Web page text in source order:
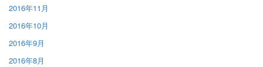
2016年11月
2016年10月
2016年9月
2016年8月